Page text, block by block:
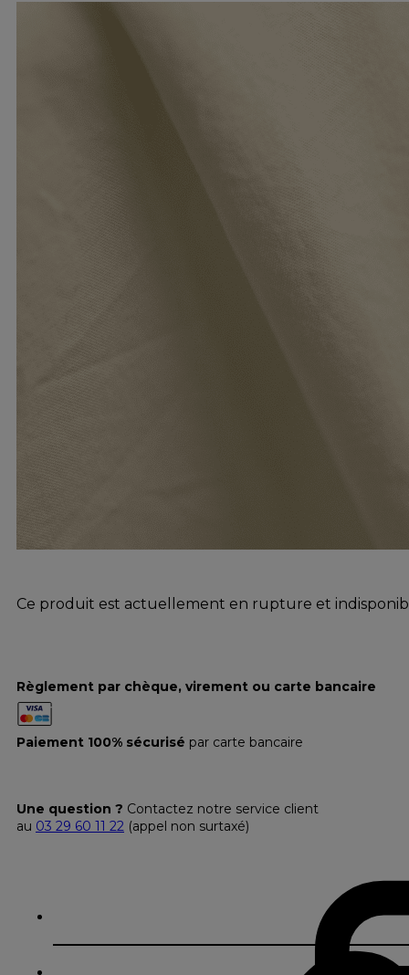
Ce produit est actuellement en rupture et
Règlement par chèque, virement ou carte bancaire
Paiement 100% sécurisé par carte bancaire
Une question ? Contactez notre service client
au 03 29 60 11 22 (appel non surtaxé)